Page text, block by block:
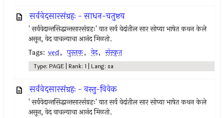
सर्ववेदसारसंग्रहः - साधन-चतुष्टय
' सर्ववेदान्तसिद्धान्तसारसंग्रहः' यात सर्व वेदांतील सार सोप्या भाषेत कथन केले
असून, वेद वाचल्याचा आनंद मिळतो.
Tags: ved, पुस्तक, वेद, संस्कृत
Type: PAGE | Rank: 1 | Lang: sa
सर्ववेदसारसंग्रहः - वस्तु-विवेक
' सर्ववेदान्तसिद्धान्तसारसंग्रहः' यात सर्व वेदांतील सार सोप्या भाषेत कथन केले
असून, वेद वाचल्याचा आनंद मिळतो.